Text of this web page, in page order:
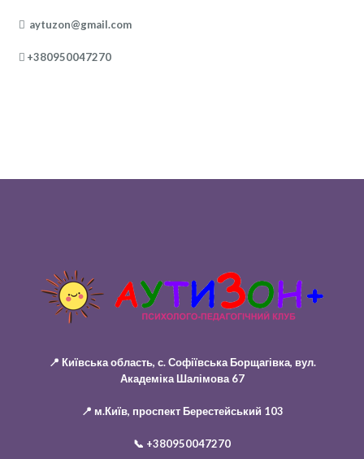
aytuzon@gmail.com
+380950047270
📍 Київська область, с. Софіївська Борщагівка, вул.
Академіка Шалімова 67
📍 м.Київ, проспект Берестейський 103
📞 +380950047270